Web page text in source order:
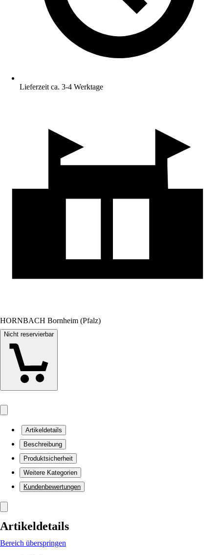
Lieferzeit ca. 3-4 Werktage
HORNBACH Bornheim (Pfalz)
Nicht reservierbar
Artikeldetails
Beschreibung
Produktsicherheit
Weitere Kategorien
Kundenbewertungen
Artikeldetails
Bereich überspringen